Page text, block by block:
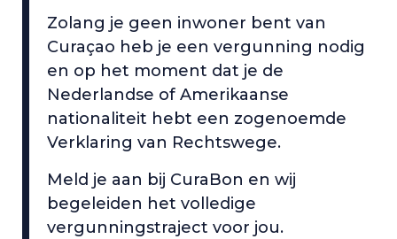
Zolang je geen inwoner bent van
Curaçao heb je een vergunning nodig
en op het moment dat je de
Nederlandse of Amerikaanse
nationaliteit hebt een zogenoemde
Verklaring van Rechtswege.
Meld je aan bij CuraBon en wij
begeleiden het volledige
vergunningstraject voor jou.